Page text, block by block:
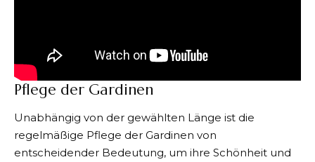
Pflege der Gardinen
Unabhängig von der gewählten Länge ist die
regelmäßige Pflege der Gardinen von
entscheidender Bedeutung, um ihre Schönheit und